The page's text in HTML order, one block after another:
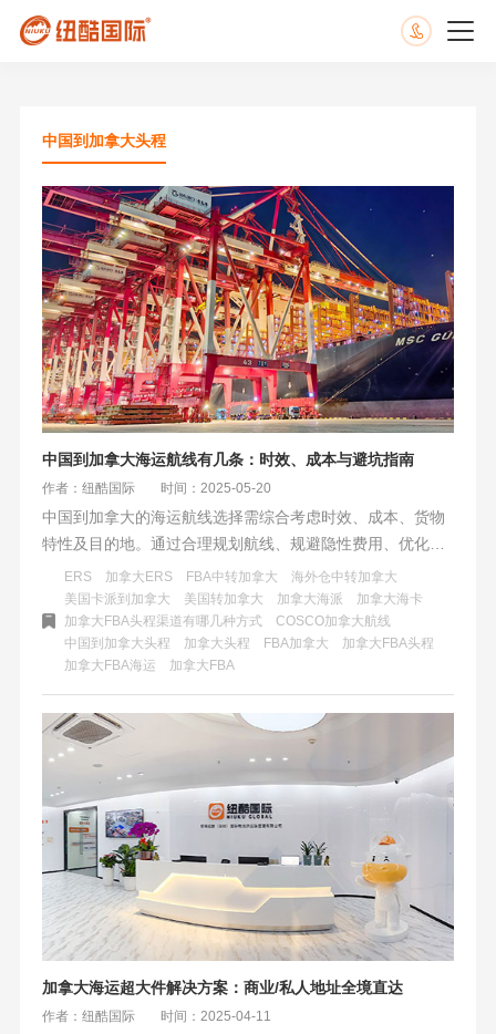
中国到加拿大头程
中国到加拿大海运航线有几条：时效、成本与避坑指南
作者：纽酷国际 时间：2025-05-20
中国到加拿大的海运航线选择需综合考虑时效、成本、货物
特性及目的地。通过合理规划航线、规避隐性费用、优化清
关流程，企业可在保障供应链稳定性的同时，显著降低物流
成本。无论是电商卖家、B端客户还是个人发货，掌握本文
策略，即可在跨境物流中占据主动权。
ERS 加拿大ERS FBA中转加拿大
海外仓中转加拿大
美国卡派到加拿大
美国转加拿大 加拿大海派
加拿大海卡
加拿大FBA头程渠道有哪几种方式
COSCO加拿大航线
中国到加拿大头程
加拿大头程 FBA加拿大
加拿大FBA头程
加拿大FBA海运
加拿大FBA
加拿大海运超大件解决方案：商业/私人地址全境直达
作者：纽酷国际 时间：2025-04-11